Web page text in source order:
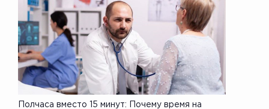
Полчаса вместо 15 минут: Почему время на